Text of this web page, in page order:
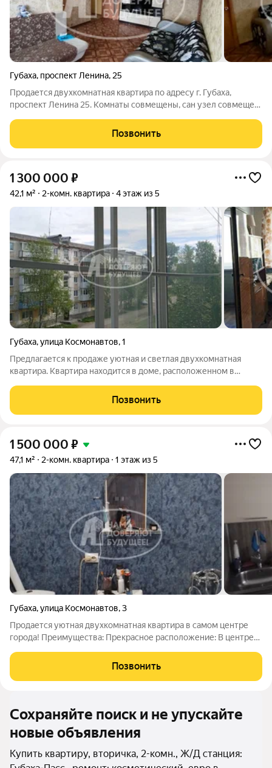
Губаха, проспект Ленина, 25
Продается двухкомнатная квартира по адресу г. Губаха,
проспект Ленина 25. Комнаты совмещены, сан узел совмещен,
сторону. Во дворе детская площадка. В квартире
косметический ремонт.
Позвонить
1 300 000 ₽
42,1 м² 2-комн. квартира 4 этаж из 5
Губаха,улица Космонавтов,1
Предлагается к продаже уютная и светлая двухкомнатная
квартира. Квартира находится в доме, расположенном в
идеально подходит для семьи, ищущей светлое и теплое
жилье в районе с хорошей
Позвонить
1 500 000 ₽
47,1 м² 2-комн. квартира 1 этаж из 5
Губаха,улица Космонавтов,3
Продается уютная двухкомнатная квартира в самом центре
города! Преимущества: Прекрасное расположение: В центре
Торговые центры, детские сады, школы, кинотеатр, кафе,
поликлиника детская и
Позвонить
Сохраняйте поиск и не упускайте
новые объявления
Купить квартиру, вторичка, 2-комн., Ж/Д станция: